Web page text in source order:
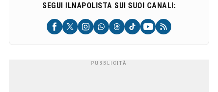
SEGUI ILNAPOLISTA SUI SUOI CANALI: